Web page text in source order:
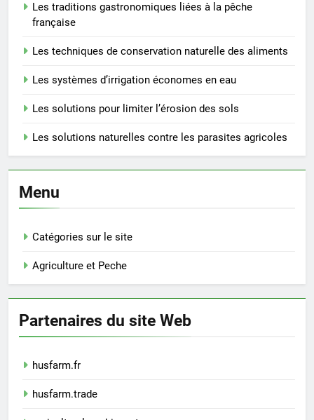
Les traditions gastronomiques liées à la pêche
française
Les techniques de conservation naturelle des aliments
Les systèmes d’irrigation économes en eau
Les solutions pour limiter l’érosion des sols
Les solutions naturelles contre les parasites agricoles
Menu
Catégories sur le site
Agriculture et Peche
Partenaires du site Web
husfarm.fr
husfarm.trade